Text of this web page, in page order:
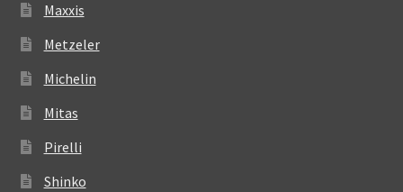
Maxxis
Metzeler
Michelin
Mitas
Pirelli
Shinko